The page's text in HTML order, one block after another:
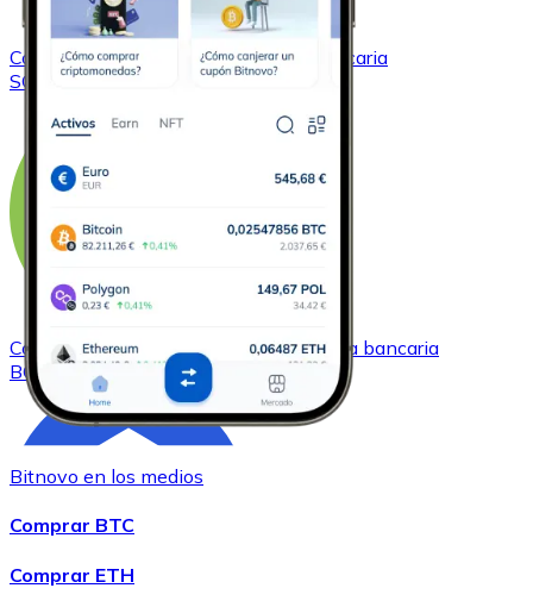
ComprarSolana
con transferencia bancaria
SOL
ComprarBitcoin Cashcon transferencia bancaria
BCH
Bitnovo en los medios
Comprar BTC
Comprar ETH